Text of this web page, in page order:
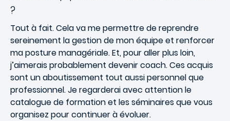
?
Tout à fait. Cela va me permettre de reprendre
sereinement la gestion de mon équipe et renforcer
ma posture managériale. Et, pour aller plus loin,
j’aimerais probablement devenir coach. Ces acquis
sont un aboutissement tout aussi personnel que
professionnel. Je regarderai avec attention le
catalogue de formation et les séminaires que vous
organisez pour continuer à évoluer.